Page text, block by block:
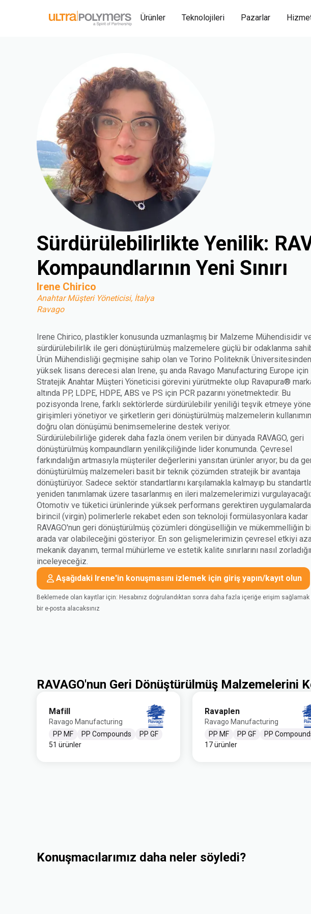
Ürünler Teknolojileri Pazarlar
Sürdürülebilirlikte Yenilik:
Kompaundlarının Yeni Sınırı
Irene Chirico
Anahtar Müşteri Yöneticisi, İtalya
Ravago
Irene Chirico, plastikler konusunda uzmanlaşmış bir Malzeme Mühendisidir
sürdürülebilirlik ile geri dönüştürülmüş malzemelere güçlü bir odaklanma
Ürün Mühendisliği geçmişine sahip olan ve Torino Politeknik Üniversitesinden
yüksek lisans derecesi alan Irene, şu anda Ravago Manufacturing Europe için
Stratejik Anahtar Müşteri Yöneticisi görevini yürütmekte olup Ravapura®
altında PP, LDPE, HDPE, ABS ve PS için PCR pazarını yönetmektedir. Bu
pozisyonda Irene, farklı sektörlerde sürdürülebilir yeniliği teşvik etmeye
girişimleri yönetiyor ve şirketlerin geri dönüştürülmüş malzemelerin
doğru olan dönüşümü benimsemelerine destek veriyor.
Sürdürülebilirliğe giderek daha fazla önem verilen bir dünyada RAVAGO, geri
dönüştürülmüş kompaundların yenilikçiliğinde lider konumunda. Çevresel
farkındalığın artmasıyla müşteriler değerlerini yansıtan ürünler arıyor; bu da
dönüştürülmüş malzemeleri basit bir teknik çözümden stratejik bir avantaja
dönüştürüyor. Sadece sektör standartlarını karşılamakla kalmayıp bu
yeniden tanımlamak üzere tasarlanmış en ileri malzemelerimizi
Otomotiv ve tüketici ürünlerinde yüksek performans gerektiren
birincil (virgin) polimerlerle rekabet eden son teknoloji formülasyonlara kadar
RAVAGO'nun geri dönüştürülmüş çözümleri döngüselliğin ve mükemmelliğin
arada var olabileceğini gösteriyor. En son gelişmelerimizin çevresel etkiyi
mekanik dayanım, termal mühürleme ve estetik kalite sınırlarını nasıl
inceleyeceğiz.
Aşağıdaki Irene'in konuşmasını izlemek için giriş yapın/kayıt olun
Beklemede olan kayıtlar için: Hesabınız doğrulandıktan sonra daha fazla içeriğe erişim
bir e-posta alacaksınız
RAVAGO'nun Geri Dönüştürülmüş Malzemelerini
Mafill
Ravago Manufacturing
PP MF
PP Compounds
PP GF
51 ürünler
Ravaplen
Ravago Manufacturing
PP MF
PP GF
PP
17 ürünler
Konuşmacılarımız daha neler söyledi?